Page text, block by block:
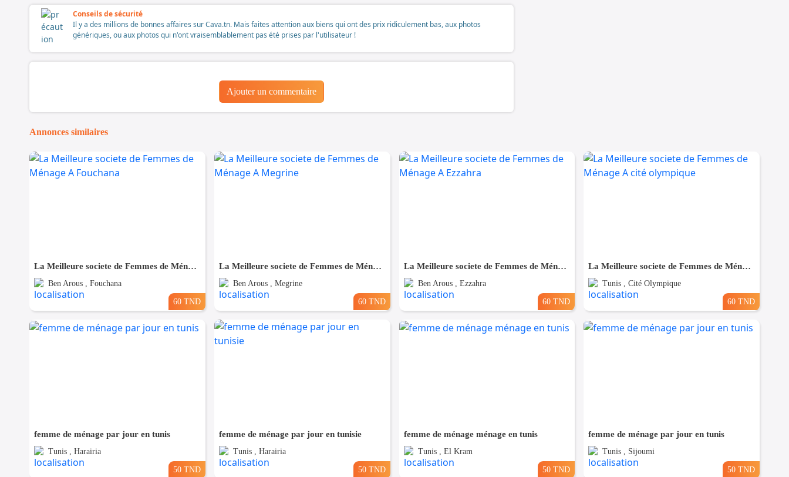
Conseils de sécurité
Il y a des millions de bonnes affaires sur Cava.tn. Mais faites attention aux biens qui ont des prix ridiculement bas, aux photos
génériques, ou aux photos qui n'ont vraisemblablement pas été prises par l'utilisateur !
Ajouter un commentaire
Annonces similaires
La Meilleure societe de Femmes de Ménage A Fouchana
Ben Arous , Fouchana
60 TND
La Meilleure societe de Femmes de Ménage A Megrine
Ben Arous , Megrine
60 TND
La Meilleure societe de Femmes de Ménage A Ezzahra
Ben Arous , Ezzahra
60 TND
La Meilleure societe de Femmes de Ménage A cité olympique
Tunis , Cité Olympique
60 TND
femme de ménage par jour en tunis
Tunis , Harairia
50 TND
femme de ménage par jour en tunisie
Tunis , Harairia
50 TND
femme de ménage ménage en tunis
Tunis , El Kram
50 TND
femme de ménage par jour en tunis
Tunis , Sijoumi
50 TND